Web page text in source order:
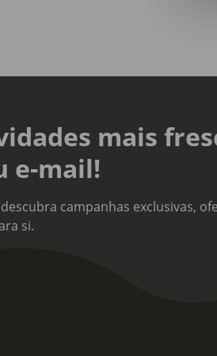
40L
mais
e-mail!
campanhas exclusivas,
si.